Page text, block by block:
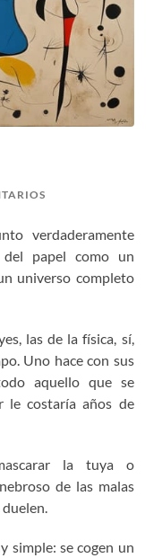
verdaderamente
papel como un
universo completo
las de la física, sí,
Uno hace con sus
aquello que se
le costaría años de
la tuya o
de las malas
simple: se cogen un